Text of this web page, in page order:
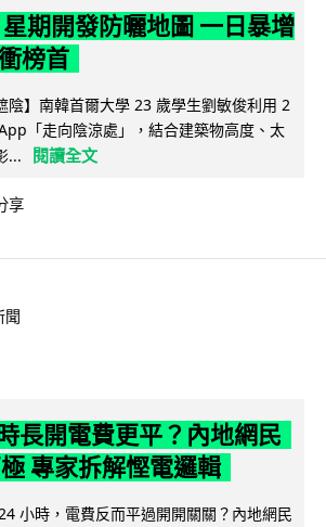
期開發防曬地圖 一日暴增
榜首
陰】南韓首爾大學 23 歲學生劉敏俊利用 2
「走向陰涼處」，結合建築物高度、太
...
閱讀全文
享
聞
長開電費更平？內地網民
專家拆解慳電邏輯
小時，電費反而平過開開關關？內地網民